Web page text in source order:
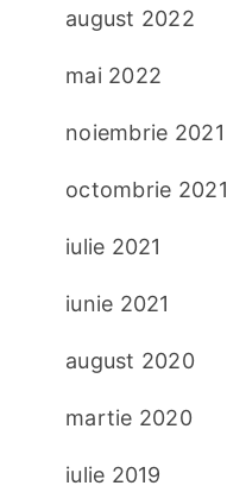
august 2022
mai 2022
noiembrie 2021
octombrie 2021
iulie 2021
iunie 2021
august 2020
martie 2020
iulie 2019